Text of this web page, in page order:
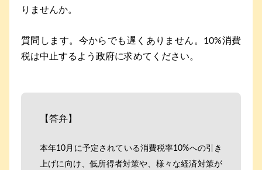
りませんか。
質問します。今からでも遅くありません。10%消費
税は中止するよう政府に求めてください。
【答弁】
本年10月に予定されている消費税率10%への引き
上げに向け、低所得者対策や、様々な経済対策が